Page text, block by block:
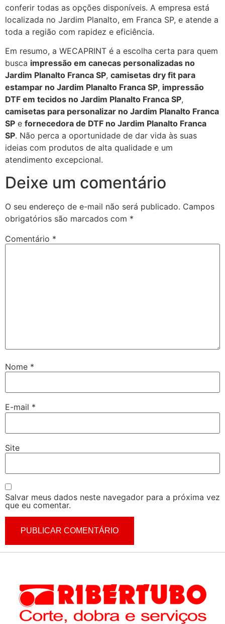
conferir todas as opções disponíveis. A empresa está
localizada no Jardim Planalto, em Franca SP, e atende a
toda a região com rapidez e eficiência.
Em resumo, a WECAPRINT é a escolha certa para quem
busca impressão em canecas personalizadas no
Jardim Planalto Franca SP, camisetas dry fit para
estampar no Jardim Planalto Franca SP, impressão
DTF em tecidos no Jardim Planalto Franca SP,
camisetas para personalizar no Jardim Planalto Franca
SP e fornecedora de DTF no Jardim Planalto Franca
SP. Não perca a oportunidade de dar vida às suas
ideias com produtos de alta qualidade e um
atendimento excepcional.
Deixe um comentário
O seu endereço de e-mail não será publicado. Campos
obrigatórios são marcados com *
Comentário *
Nome *
E-mail *
Site
Salvar meus dados neste navegador para a próxima vez
que eu comentar.